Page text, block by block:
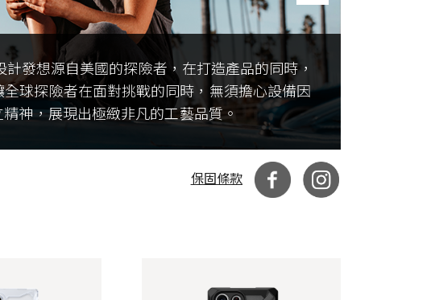
發想源自美國的探險者，在打造產品的同時，
球探險者在面對挑戰的同時，無須擔心設備因
神，展現出極緻非凡的工藝品質。
保固條款